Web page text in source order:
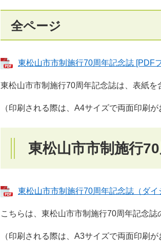
全ページ
東松山市市制施行70周年記念誌 [PDF
東松山市市制施行70周年記念誌は、表紙を
（印刷される際は、A4サイズで両面印刷が
東松山市市制施行
東松山市市制施行70周年記念誌（ダ
こちらは、東松山市市制施行70周年記念
（印刷される際は、A3サイズで両面印刷が